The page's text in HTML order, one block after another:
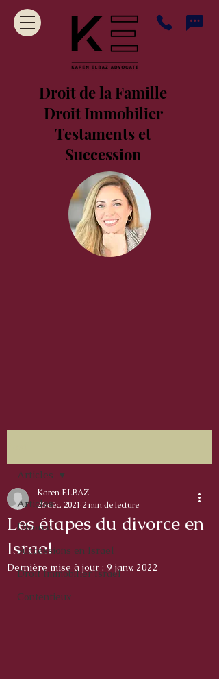
Droit de la Famille
Droit Immobilier
Testaments et
Succession
Articles
Divorce
Successions en Israel
Droit Immobilier Israel
Contentieux
Articles
Les étapes du divorce en
Israel
Karen ELBAZ
26 déc. 2021 2 min de lecture
Dernière mise à jour : 9 janv. 2022